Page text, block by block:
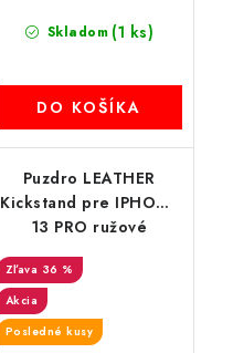
Skladom (1 ks)
DO KOŠÍKA
Puzdro LEATHER
Kickstand pre IPHONE
13 PRO ružové
36 %
Akcia
Posledné kusy